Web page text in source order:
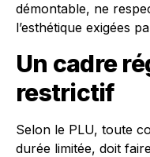
démontable, ne
l’esthétique exigées
Un cadre
restrictif
Selon le PLU, toute
durée limitée, doit